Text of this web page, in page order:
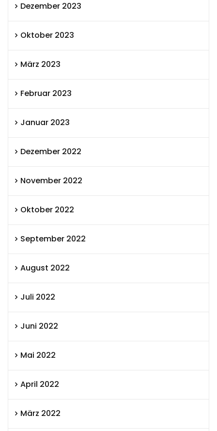
Dezember 2023
Oktober 2023
März 2023
Februar 2023
Januar 2023
Dezember 2022
November 2022
Oktober 2022
September 2022
August 2022
Juli 2022
Juni 2022
Mai 2022
April 2022
März 2022